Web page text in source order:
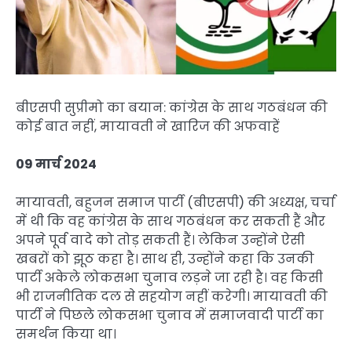
बीएसपी सुप्रीमो का बयान: कांग्रेस के साथ गठबंधन की
कोई बात नहीं, मायावती ने खारिज की अफवाहें
09 मार्च 2024
मायावती, बहुजन समाज पार्टी (बीएसपी) की अध्यक्ष, चर्चा
में थी कि वह कांग्रेस के साथ गठबंधन कर सकती हैं और
अपने पूर्व वादे को तोड़ सकती हैं। लेकिन उन्होंने ऐसी
खबरों को झूठ कहा है। साथ ही, उन्होंने कहा कि उनकी
पार्टी अकेले लोकसभा चुनाव लड़ने जा रही है। वह किसी
भी राजनीतिक दल से सहयोग नहीं करेगी। मायावती की
पार्टी ने पिछले लोकसभा चुनाव में समाजवादी पार्टी का
समर्थन किया था।